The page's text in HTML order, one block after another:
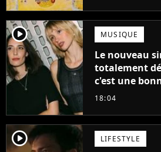
player2 MUSIQUE
Le nouveau
totalement
c'est une
18:04
player2 LIFESTYLE